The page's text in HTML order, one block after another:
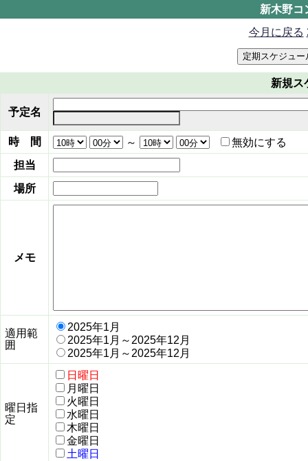
新木野コ
今月に戻る
新規ス
予定名
時 間 ～
無効にする
担当
場所
メモ
適用範
囲
2025年1月
2025年1月～2025年12月
2025年1月～2025年12月
曜日指
定
日曜日
月曜日
火曜日
水曜日
木曜日
金曜日
土曜日